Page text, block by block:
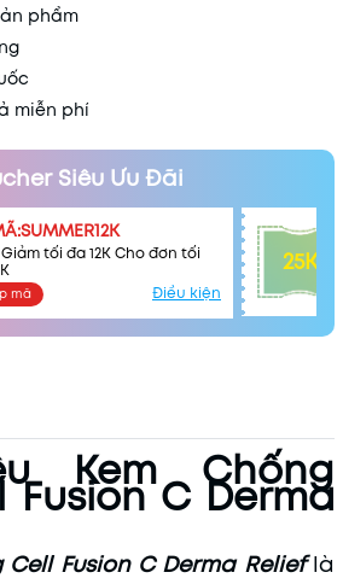
phẩm
miễn phí
Siêu Ưu Đãi
Giảm tối đa 12K Cho đơn tối
mã Điều kiện
25K
Kem Chống
Fusion C Derma
Fusion C Derma Relieflà